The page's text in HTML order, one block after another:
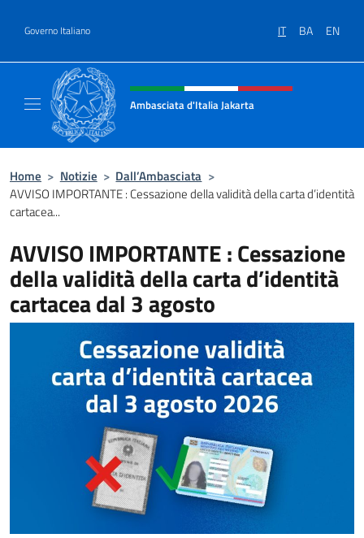
Governo Italiano IT BA EN
Intestazione sito, social e menù
Ambasciata d'Italia Jakarta
Home > Notizie > Dall’Ambasciata >
AVVISO IMPORTANTE : Cessazione della validità della carta d’identità
cartacea...
AVVISO IMPORTANTE : Cessazione
della validità della carta d’identità
cartacea dal 3 agosto